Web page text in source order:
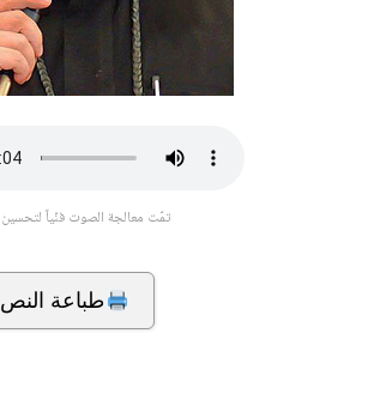
تمّت معالجة الصوت فنّياً لتحسين
طباعة النص